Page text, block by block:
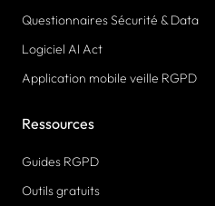
Questionnaires Sécurité & Data
Logiciel AI Act
Application mobile veille RGPD
Ressources
Guides RGPD
Outils gratuits